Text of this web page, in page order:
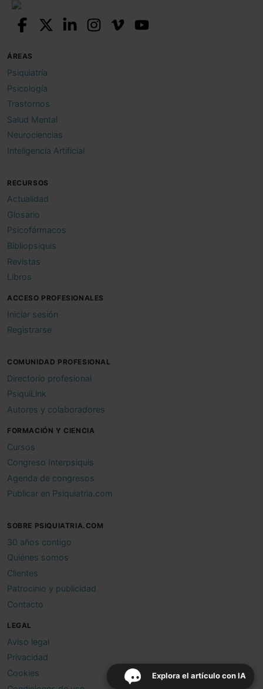
Explora el artículo con IA
ÁREAS
Psiquiatría
Psicología
Trastornos
Salud Mental
Neurociencias
Inteligencia Artificial
RECURSOS
Actualidad
Glosario
Psicofármacos
Bibliopsiquis
Revistas
Libros
ACCESO PROFESIONALES
Iniciar sesión
Registrarse
COMUNIDAD PROFESIONAL
Directorio profesional
PsiquiLink
Autores y colaboradores
FORMACIÓN Y CIENCIA
Cursos
Congreso Interpsiquis
Agenda de congresos
Publicar en Psiquiatria.com
SOBRE PSIQUIATRIA.COM
30 años contigo
Quiénes somos
Clientes
Patrocinio y publicidad
Contacto
LEGAL
Aviso legal
Privacidad
Cookies